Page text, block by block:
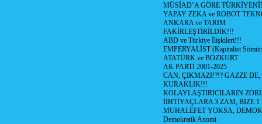
MÜSİAD’A GÖRE
YAPAY ZEKA ve ROBOT
ANKARA ve TARIM
FAKİRLEŞTİRİLDİK!!!
ABD ve Türkiye İlişkileri!!!
EMPERYALİST (Kapitalist
ATATÜRK ve BOZKURT
AK PARTİ 2001-2025
CAN, ÇIKMAZI!?!? GAZZE
KURAKLIK!!!
KOLAYLAŞTIRICILARIN
İİHTİYAÇLARA 3 ZAM, BİZE
MUHALEFET YOKSA,
Demokratik Anomi